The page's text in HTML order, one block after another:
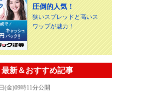
圧倒的人気！
狭いスプレッドと高いス
ワップが魅力！
新＆おすすめ記事
(金)09時11分公開